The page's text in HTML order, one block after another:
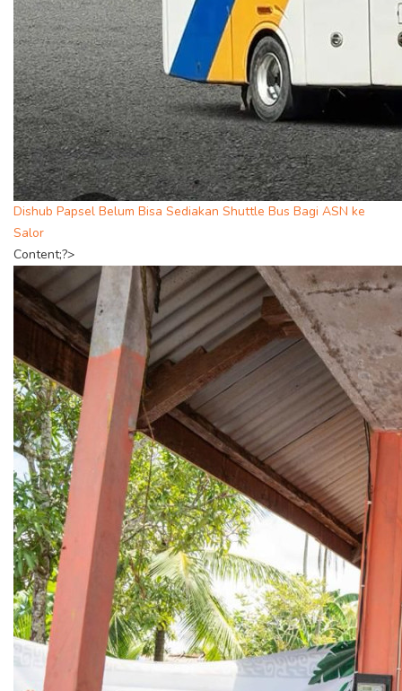
Dishub Papsel Belum Bisa Sediakan Shuttle Bus Bagi ASN ke
Salor
Content;?>